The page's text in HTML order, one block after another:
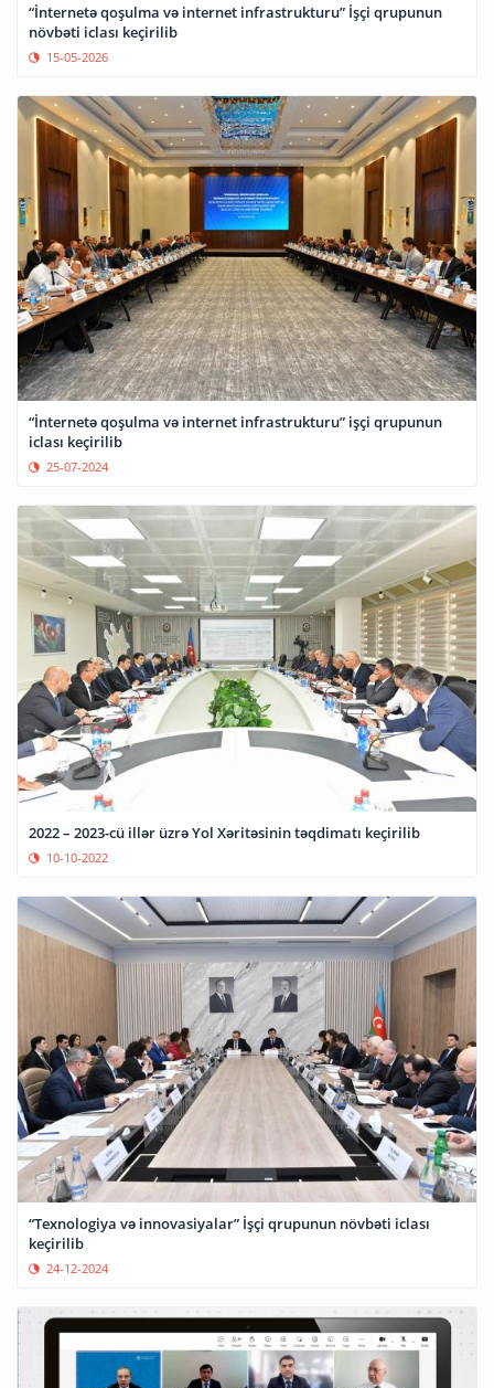
“İnternetə qoşulma və internet infrastrukturu” İşçi qrupunun
növbəti iclası keçirilib
15-05-2026
“İnternetə qoşulma və internet infrastrukturu” işçi qrupunun
iclası keçirilib
25-07-2024
2022 – 2023-cü illər üzrə Yol Xəritəsinin təqdimatı keçirilib
10-10-2022
“Texnologiya və innovasiyalar” İşçi qrupunun növbəti iclası
keçirilib
24-12-2024